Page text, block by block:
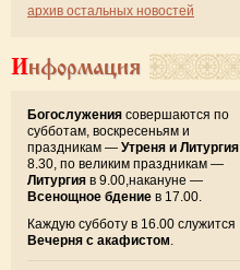
архив остальных новостей
Информация
Богослужения совершаются по
субботам, воскресеньям и
праздникам — Утреня и Литургия
8.30, по великим праздникам —
Литургия в 9.00,накануне —
Всенощное бдение в 17.00.
Каждую субботу в 16.00 служится
Вечерня с акафистом